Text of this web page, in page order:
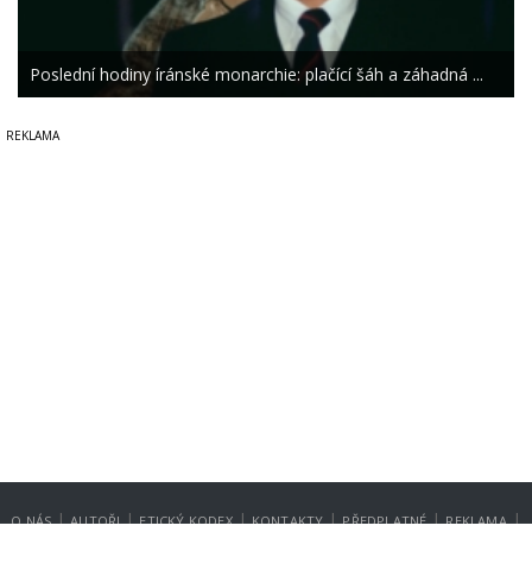
Poslední hodiny íránské monarchie: plačící šáh a záhadná ...
O NÁS | AUTOŘI | ETICKÝ KODEX | KONTAKTY | PŘEDPLATNÉ | REKLAMA |